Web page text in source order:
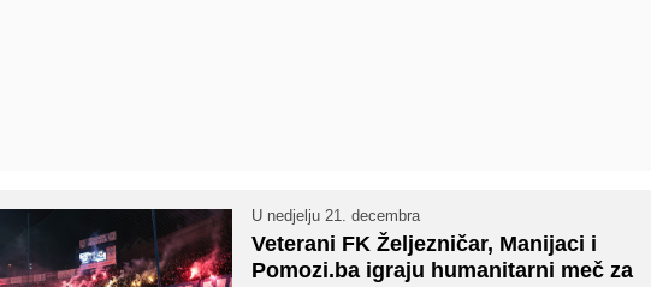
U nedjelju 21. decembra
Veterani FK Željezničar, Manijaci i
Pomozi.ba igraju humanitarni meč za